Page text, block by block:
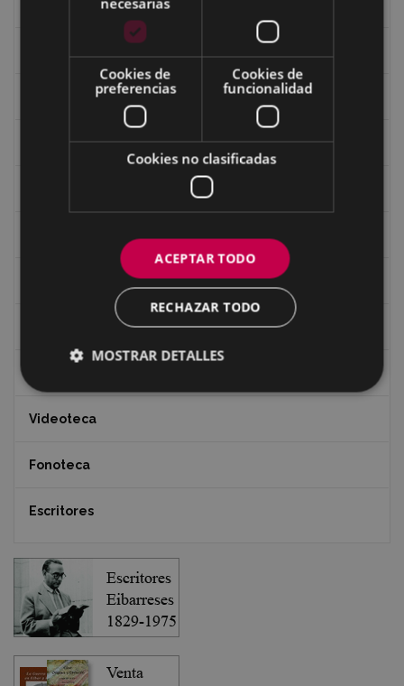
Libros de Eibar
Goi Argi
Revista "Gure Herria"
Documentos y artículos
Videoteca
Fonoteca
Escritores
Cookies de
preferencias
Cookies de
funcionalidad
Cookies no clasificadas
ACEPTAR TODO
RECHAZAR TODO
MOSTRAR DETALLES